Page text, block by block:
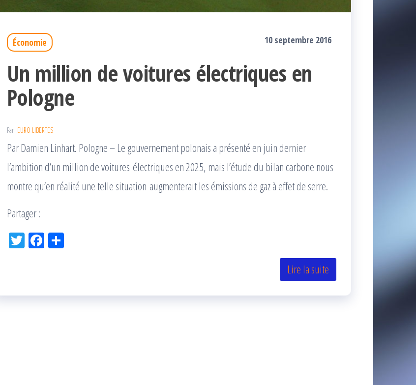
Économie 10 septembre 2016
Un million de voitures électriques en
Pologne
Par EURO LIBERTES
Par Damien Linhart. Pologne – Le gouvernement polonais a présenté en juin dernier
l’ambition d’un million de voitures électriques en 2025, mais l’étude du bilan carbone nous
montre qu’en réalité une telle situation augmenterait les émissions de gaz à effet de serre.
Partager :
Tw Fac
Lire la suite